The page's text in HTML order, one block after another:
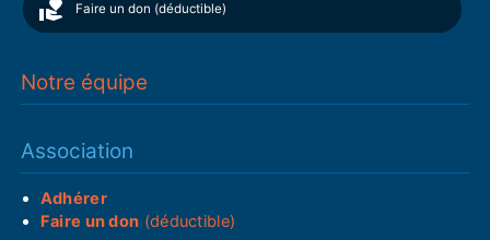
Faire un don (déductible)
Notre équipe
Association
Adhérer
Faire un don (déductible)